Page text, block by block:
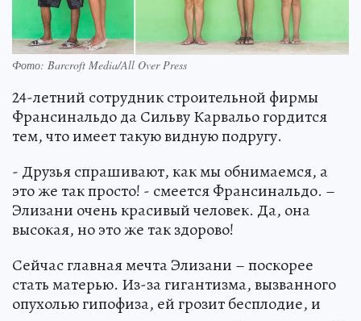
Фото: Barcroft Media/All Over Press
24-летний сотрудник строительной фирмы
Франсинальдо да Сильву Карвальо гордится
тем, что имеет такую видную подругу.
- Друзья спрашивают, как мы обнимаемся, а
это же так просто! - смеется Франсинальдо. –
Элизани очень красивый человек. Да, она
высокая, но это же так здорово!
Сейчас главная мечта Элизани – поскорее
стать матерью. Из-за гигантизма, вызванного
опухолью гипофиза, ей грозит бесплодие, и